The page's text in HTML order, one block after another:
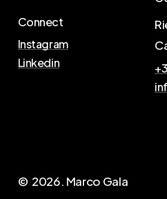
Connect
Instagram
Linkedin
Nee mcontactop
© 2026. Marco Gala